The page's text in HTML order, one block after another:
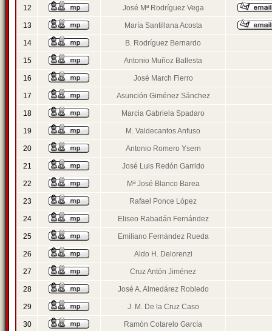
12 José Mª Rodríguez Vega
13 María Santillana Acosta
14 B. Rodríguez Bernardo
15 Antonio Muñoz Ballesta
16 José March Fierro
17 Asunción Giménez Sánchez
18 Marcia Gabriela Spadaro
19 M. Valdecantos Anfuso
20 Antonio Romero Ysern
21 José Luis Redón Garrido
22 Mª José Blanco Barea
23 Rafael Ponce López
24 Eliseo Rabadán Fernández
25 Emiliano Fernández Rueda
26 Aldo H. Delorenzi
27 Cruz Antón Jiménez
28 José A. Almedárez Robledo
29 J. M. De la Cruz Caso
30 Ramón Cotarelo García